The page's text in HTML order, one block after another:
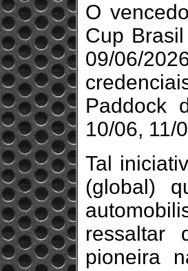
O
Cup
09/06/
Paddock
10/06, 11/
Tal
(global)
ressaltar
pioneira